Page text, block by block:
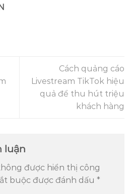
Cách quảng cáo
Livestream TikTok hiệu
quả để thu hút triệu
khách hàng
luận
được hiển thị công
buộc được đánh dấu *